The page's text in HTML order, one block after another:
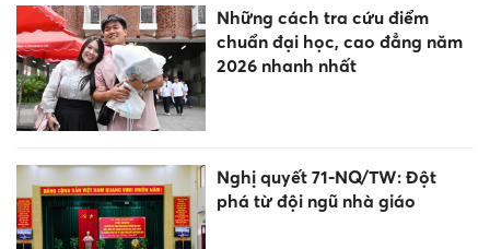
Những cách tra cứu điểm
chuẩn đại học, cao đẳng năm
2026 nhanh nhất
Nghị quyết 71-NQ/TW: Đột
phá từ đội ngũ nhà giáo